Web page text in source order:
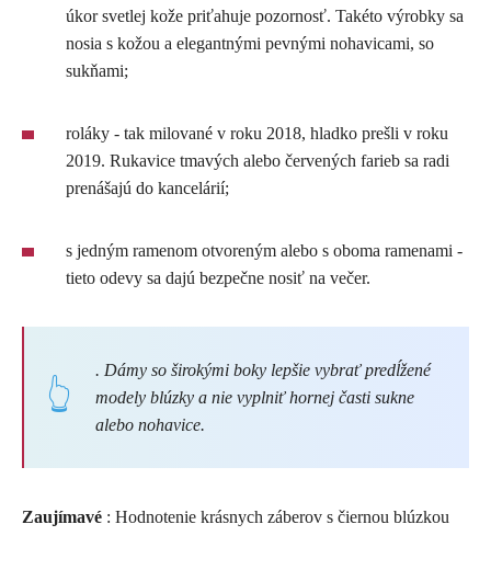
úkor svetlej kože priťahuje pozornosť. Takéto výrobky sa
nosia s kožou a elegantnými pevnými nohavicami, so
sukňami;
roláky - tak milované v roku 2018, hladko prešli v roku
2019. Rukavice tmavých alebo červených farieb sa radi
prenášajú do kancelárií;
s jedným ramenom otvoreným alebo s oboma ramenami -
tieto odevy sa dajú bezpečne nosiť na večer.
. Dámy so širokými boky lepšie vybrať predĺžené
modely blúzky a nie vyplniť hornej časti sukne
alebo nohavice.
Zaujímavé : Hodnotenie krásnych záberov s čiernou blúzkou